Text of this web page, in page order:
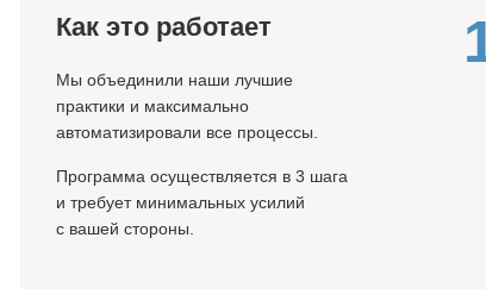
Как это работает
Мы объединили наши лучшие
практики и максимально
автоматизировали все процессы.
Программа осуществляется в 3 шага
и требует минимальных усилий
с вашей стороны.